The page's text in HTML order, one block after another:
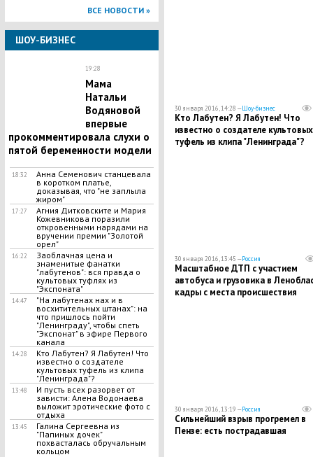
ВСЕ НОВОСТИ »
ШОУ-БИЗНЕС
19:28
Мама
Натальи
Водяновой
впервые
прокомментировала слухи о
пятой беременности модели
18:32
Анна Семенович станцевала
в коротком платье,
доказывая, что "не заплыла
жиром"
17:27
Агния Дитковските и Мария
Кожевникова поразили
откровенными нарядами на
вручении премии "Золотой
орел"
16:22
Заоблачная цена и
знаменитые фанатки
"лабутенов": вся правда о
культовых туфлях из
"Экспоната"
14:47
"На лабутенах нах и в
восхитительных штанах": на
что пришлось пойти
"Ленинграду", чтобы спеть
"Экспонат" в эфире Первого
канала
14:28
Кто Лабутен? Я Лабутен! Что
известно о создателе
культовых туфель из клипа
"Ленинграда"?
13:48
И пусть всех разорвет от
зависти: Алена Водонаева
выложит эротические фото с
отдыха
13:45
​Галина Сергеевна из
"Папиных дочек"
похвасталась обручальным
кольцом
30 января 2016, 14:28 —Шоу-бизнес
Кто Лабутен? Я Лабутен! Что
известно о создателе культовых
туфель из клипа "Ленинграда"?
30 января 2016, 13:45 —Россия
Масштабное ДТП с участием
автобуса и грузовика в
кадры с места происшествия
30 января 2016, 13:19 —Россия
Сильнейший взрыв прогремел в
Пензе: есть пострадавшая